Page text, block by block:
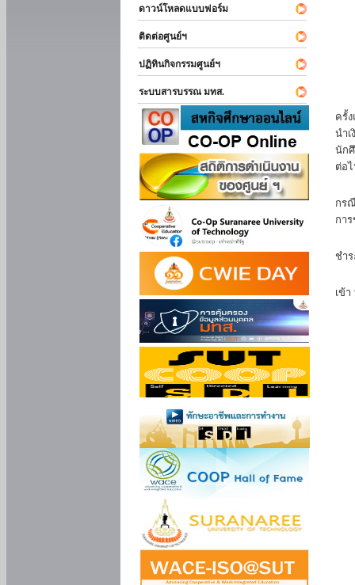
ดาวน์โหลดแบบฟอร์ม
ติดต่อศูนย์ฯ
ปฏิทินกิจกรรมศูนย์ฯ
ระบบสารบรรณ มทส.
ครั้
นำ
นัก
ต่อ
กร
กา
ชำ
เข้